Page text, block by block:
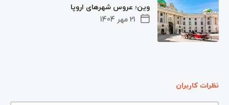
21 مهر 1404
وین؛ عروس شهرهای اروپا
نظرات کاربران